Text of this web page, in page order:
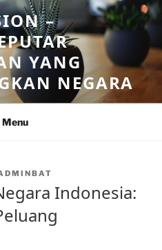
–
YANG
NEGARA
Menu
Indonesia: